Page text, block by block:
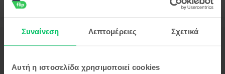
Συναίνεση Λεπτομέρειες Σχετικά
Αυτή η ιστοσελίδα χρησιμοποιεί cookies
Καλό